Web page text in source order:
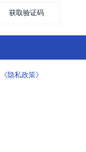
获取验证码
《隐私政策》